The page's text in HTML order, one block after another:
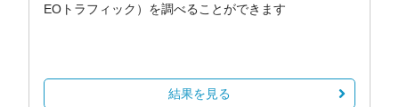
EOトラフィック）を調べることができます
結果を見る